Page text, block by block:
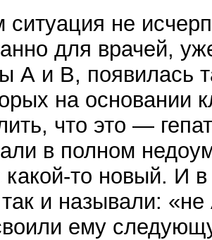
ситуация не
для врачей,
А и В, появилась
на основании
что это —
в полном
какой-то новый. И в
и называли: «не
ему